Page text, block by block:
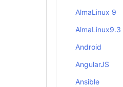
AlmaLinux 9
AlmaLinux9.3
Android
AngularJS
Ansible